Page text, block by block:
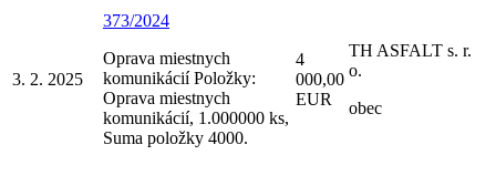
3. 2. 2025
373/2024
Oprava miestnych
komunikácií Položky:
Oprava miestnych
komunikácií, 1.000000 ks,
Suma položky 4000.
4
000,00
EUR
TH ASFALT s. r.
o.
obec